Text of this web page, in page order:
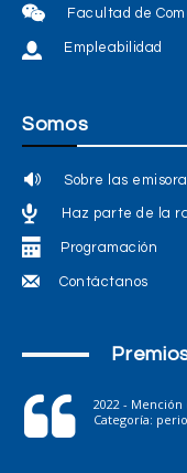
Facultad de
Empleabilidad
Somos
Sobre las
Haz parte de la
Programación
Contáctanos
2022 -
Categoría: